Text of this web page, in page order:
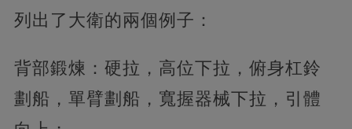
列出了大衛的兩個例子：
背部鍛煉：硬拉，高位下拉，俯身杠鈴
劃船，單臂劃船，寬握器械下拉，引體